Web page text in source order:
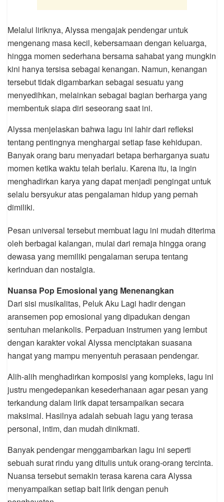
Melalui liriknya, Alyssa mengajak pendengar untuk
mengenang masa kecil, kebersamaan dengan keluarga,
hingga momen sederhana bersama sahabat yang mungkin
kini hanya tersisa sebagai kenangan. Namun, kenangan
tersebut tidak digambarkan sebagai sesuatu yang
menyedihkan, melainkan sebagai bagian berharga yang
membentuk siapa diri seseorang saat ini.
Alyssa menjelaskan bahwa lagu ini lahir dari refleksi
tentang pentingnya menghargai setiap fase kehidupan.
Banyak orang baru menyadari betapa berharganya suatu
momen ketika waktu telah berlalu. Karena itu, ia ingin
menghadirkan karya yang dapat menjadi pengingat untuk
selalu bersyukur atas pengalaman hidup yang pernah
dimiliki.
Pesan universal tersebut membuat lagu ini mudah diterima
oleh berbagai kalangan, mulai dari remaja hingga orang
dewasa yang memiliki pengalaman serupa tentang
kerinduan dan nostalgia.
Nuansa Pop Emosional yang Menenangkan
Dari sisi musikalitas, Peluk Aku Lagi hadir dengan
aransemen pop emosional yang dipadukan dengan
sentuhan melankolis. Perpaduan instrumen yang lembut
dengan karakter vokal Alyssa menciptakan suasana
hangat yang mampu menyentuh perasaan pendengar.
Alih-alih menghadirkan komposisi yang kompleks, lagu ini
justru mengedepankan kesederhanaan agar pesan yang
terkandung dalam lirik dapat tersampaikan secara
maksimal. Hasilnya adalah sebuah lagu yang terasa
personal, intim, dan mudah dinikmati.
Banyak pendengar menggambarkan lagu ini seperti
sebuah surat rindu yang ditulis untuk orang-orang tercinta.
Nuansa tersebut semakin terasa karena cara Alyssa
menyampaikan setiap bait lirik dengan penuh